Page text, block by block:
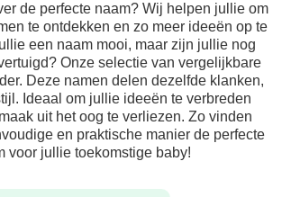
de perfecte naam? Wij helpen jullie om
te ontdekken en zo meer ideeën op te
een naam mooi, maar zijn jullie nog
Onze selectie van vergelijkbare
Deze namen delen dezelfde klanken,
Ideaal om jullie ideeën te verbreden
uit het oog te verliezen. Zo vinden
en praktische manier de perfecte
voor jullie toekomstige baby!